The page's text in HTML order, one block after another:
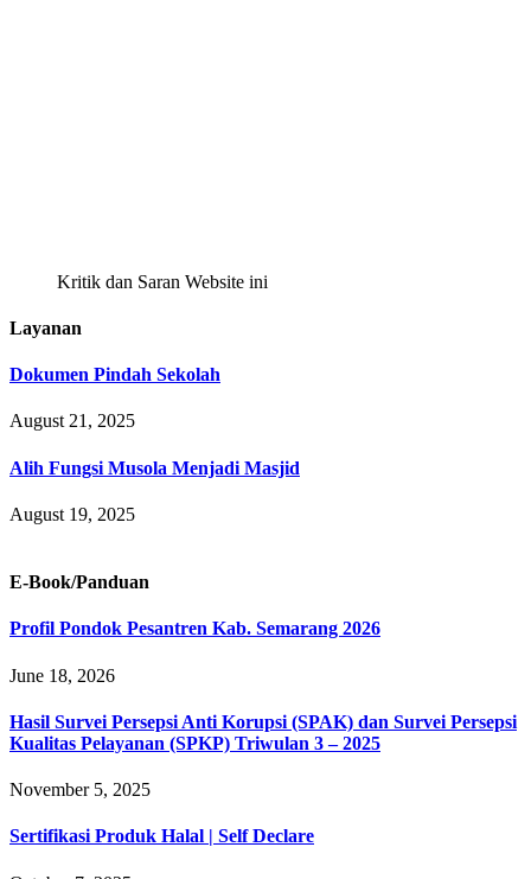
Kritik dan Saran Website ini
Layanan
Dokumen Pindah Sekolah
August 21, 2025
Alih Fungsi Musola Menjadi Masjid
August 19, 2025
E-Book/Panduan
Profil Pondok Pesantren Kab. Semarang 2026
June 18, 2026
Hasil Survei Persepsi Anti Korupsi (SPAK) dan Survei Persepsi
Kualitas Pelayanan (SPKP) Triwulan 3 – 2025
November 5, 2025
Sertifikasi Produk Halal | Self Declare